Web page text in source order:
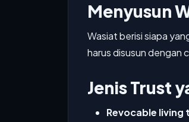
Menyusun
Wasiat berisi siapa
harus disusun dengan
Jenis Trust
Revocable living